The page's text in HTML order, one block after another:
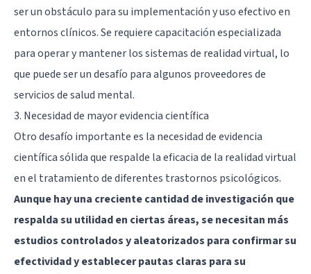
ser un obstáculo para su implementación y uso efectivo en
entornos clínicos. Se requiere capacitación especializada
para operar y mantener los sistemas de realidad virtual, lo
que puede ser un desafío para algunos proveedores de
servicios de salud mental.
3. Necesidad de mayor evidencia científica
Otro desafío importante es la necesidad de evidencia
científica sólida que respalde la eficacia de la realidad virtual
en el tratamiento de diferentes trastornos psicológicos.
Aunque hay una creciente cantidad de investigación que
respalda su utilidad en ciertas áreas, se necesitan más
estudios controlados y aleatorizados para confirmar su
efectividad y establecer pautas claras para su